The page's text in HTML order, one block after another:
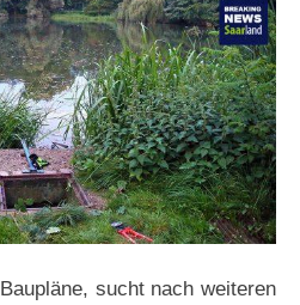
sucht nach weiteren